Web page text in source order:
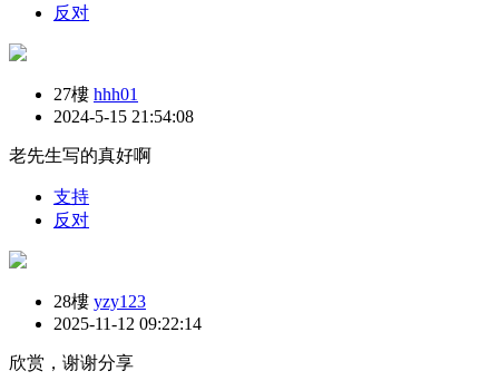
反对
27樓 hhh01
2024-5-15 21:54:08
老先生写的真好啊
支持
反对
28樓 yzy123
2025-11-12 09:22:14
欣赏，谢谢分享